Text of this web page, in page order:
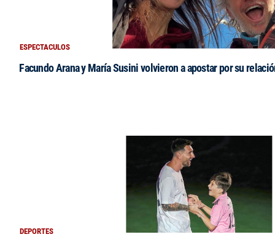
ESPECTACULOS
Facundo Arana y María Susini volvieron a apostar por su
DEPORTES